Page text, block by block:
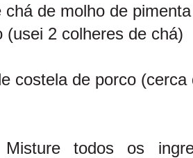
chá de molho de
(usei 2 colheres de chá)
costela de porco (cerca
Misture todos os